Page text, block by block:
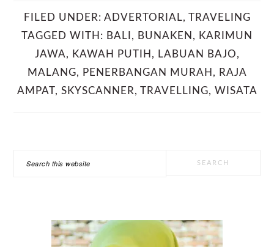
FILED UNDER: ADVERTORIAL, TRAVELING
TAGGED WITH: BALI , BUNAKEN , KARIMUN
JAWA, KAWAH PUTIH , LABUAN BAJO,
MALANG, PENERBANGAN MURAH , RAJA
AMPAT, SKYSCANNER, TRAVELLING, WISATA
Search